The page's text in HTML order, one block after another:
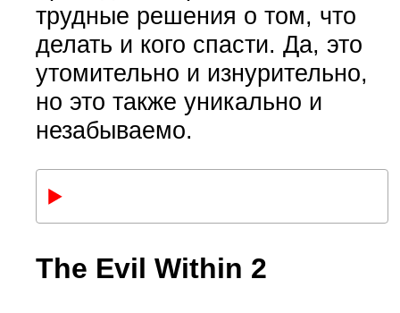
трудные решения о том, что
делать и кого спасти. Да, это
утомительно и изнурительно,
но это также уникально и
незабываемо.
The Evil Within 2